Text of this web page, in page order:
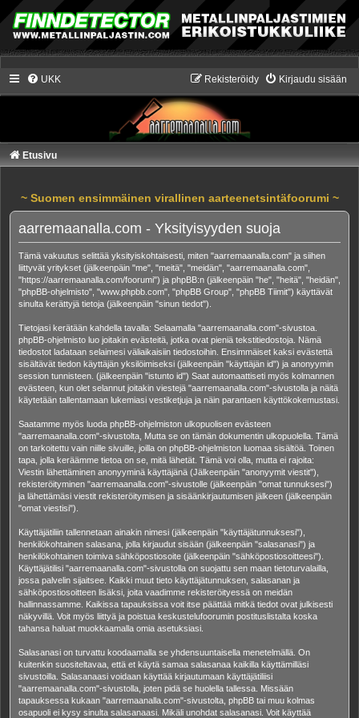
UKK Kirjaudu sisään
Rekisteröidy
Etusivu
~ Suomen ensimmäinen virallinen aarteenetsintäfoorumi ~
aarremaanalla.com - Yksityisyyden suoja
Tämä vakuutus selittää yksityiskohtaisesti, miten "aarremaanalla.com" ja siihen
liittyvät yritykset (jälkeenpäin "me", "meitä", "meidän", "aarremaanalla.com",
"https://aarremaanalla.com/foorumi") ja phpBB:n (jälkeenpäin "he", "heitä", "heidän",
"phpBB-ohjelmisto", "www.phpbb.com", "phpBB Group", "phpBB Tiimit") käyttävät
sinulta kerättyjä tietoja (jälkeenpäin "sinun tiedot").
Tietojasi kerätään kahdella tavalla: Selaamalla "aarremaanalla.com"-sivustoa.
phpBB-ohjelmisto luo joitakin evästeitä, jotka ovat pieniä tekstitiedostoja. Nämä
tiedostot ladataan selaimesi väliaikaisiin tiedostoihin. Ensimmäiset kaksi evästettä
sisältävät tiedon käyttäjän yksilöimiseksi (jälkeenpäin "käyttäjän id") ja anonyymin
session tunnisteen. (jälkeenpäin "istunto id") Saat automaattiseti myös kolmannen
evästeen, kun olet selannut joitakin viestejä "aarremaanalla.com"-sivustolla ja näitä
käytetään tallentamaan lukemiasi vestiketjuja ja näin parantaen käyttökokemustasi.
Saatamme myös luoda phpBB-ohjelmiston ulkopuolisen evästeen
"aarremaanalla.com"-sivustolta, Mutta se on tämän dokumentin ulkopuolella. Tämä
on tarkoitettu vain niille sivuille, joilla on phpBB-ohjelmiston luomaa sisältöä. Toinen
tapa, jolla keräämme tietoa on se, mitä lähetät. Tämä voi olla, mutta ei rajoita:
Viestin lähettäminen anonyyminä käyttäjänä (Jälkeenpäin "anonyymit viestit"),
rekisteröityminen "aarremaanalla.com"-sivustolle (jälkeenpäin "omat tunnuksesi")
ja lähettämäsi viestit rekisteröitymisen ja sisäänkirjautumisen jälkeen (jälkeenpäin
"omat viestisi").
Käyttäjätiliin tallennetaan ainakin nimesi (jälkeenpäin "käyttäjätunnuksesi"),
henkilökohtainen salasana, jolla kirjaudut sisään (jälkeenpäin "salasanasi") ja
henkilökohtainen toimiva sähköpostiosoite (jälkeenpäin "sähköpostiosoitteesi").
Käyttäjätilisi "aarremaanalla.com"-sivustolla on suojattu sen maan tietoturvalailla,
jossa palvelin sijaitsee. Kaikki muut tieto käyttäjätunnuksen, salasanan ja
sähköpostiosoitteen lisäksi, joita vaadimme rekisteröityessä on meidän
hallinnassamme. Kaikissa tapauksissa voit itse päättää mitkä tiedot ovat julkisesti
näkyvillä. Voit myös liittyä ja poistua keskustelufoorumin postituslistalta koska
tahansa haluat muokkaamalla omia asetuksiasi.
Salasanasi on turvattu koodaamalla se yhdensuuntaisella menetelmällä. On
kuitenkin suositeltavaa, että et käytä samaa salasanaa kaikilla käyttämilläsi
sivustoilla. Salasanaasi voidaan käyttää kirjautumaan käyttäjätiliisi
"aarremaanalla.com"-sivustolla, joten pidä se huolella tallessa. Missään
tapauksessa kukaan "aarremaanalla.com"-sivustolta, phpBB tai muu kolmas
osapuoli ei kysy sinulta salasanaasi. Mikäli unohdat salasanasi. Voit käyttää